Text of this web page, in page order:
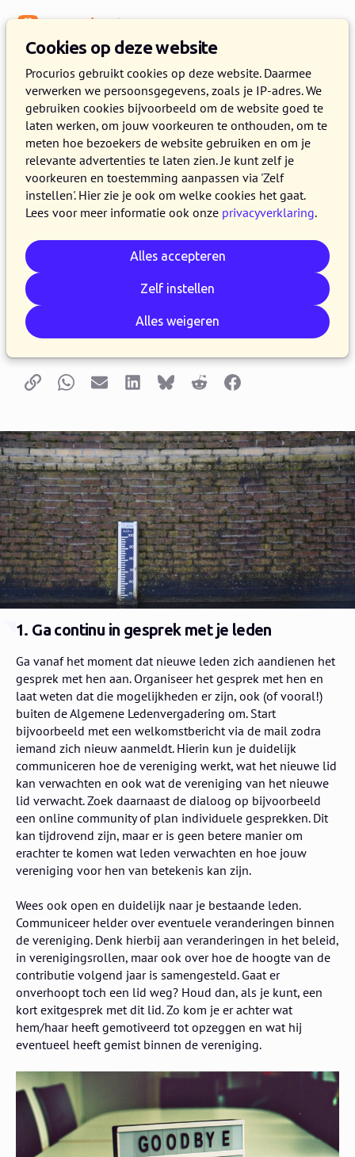
Cookies op deze website
Procurios gebruikt cookies op deze website. Daarmee
verwerken we persoonsgegevens, zoals je IP-adres. We
gebruiken cookies bijvoorbeeld om de website goed te
laten werken, om jouw voorkeuren te onthouden, om te
meten hoe bezoekers de website gebruiken en om je
relevante advertenties te laten zien. Je kunt zelf je
voorkeuren en toestemming aanpassen via 'Zelf
instellen'. Hier zie je ook om welke cookies het gaat.
Lees voor meer informatie ook onze privacyverklaring.
Alles accepteren
Zelf instellen
Alles weigeren
Digitale vereniging
5 tips om je ledenaantal op peil
te houden
13 OKTOBER 2021 PROCURIOS 9 MINUTEN LEZEN
Het is soms koffiedik kijken hoe je je
ledenaantal op peil moet houden. Vaak is
sprake van een mismatch tussen wat de
vereniging uitdraagt en waar leden behoefte
aan hebben. Met deze 5 tips blijf je in contact
met je leden en bouw je aan een strategie voor
ledenbehoud!
Kopieer linkWhatsappE-mailLinkedInBlueskyReddit Facebook
1. Ga continu in gesprek met je leden
​Ga vanaf het moment dat nieuwe leden zich aandienen het
gesprek met hen aan. Organiseer het gesprek met hen en
laat weten dat die mogelijkheden er zijn, ook (of vooral!)
buiten de Algemene Ledenvergadering om. Start
bijvoorbeeld met een welkomstbericht via de mail zodra
iemand zich nieuw aanmeldt. Hierin kun je duidelijk
communiceren hoe de vereniging werkt, wat het nieuwe lid
kan verwachten en ook wat de vereniging van het nieuwe
lid verwacht. Zoek daarnaast de dialoog op bijvoorbeeld
een online community of plan individuele gesprekken. Dit
kan tijdrovend zijn, maar er is geen betere manier om
erachter te komen wat leden verwachten en hoe jouw
vereniging voor hen van betekenis kan zijn.
Wees ook open en duidelijk naar je bestaande leden.
Communiceer helder over eventuele veranderingen binnen
de vereniging. Denk hierbij aan veranderingen in het beleid,
in verenigingsrollen, maar ook over hoe de hoogte van de
contributie volgend jaar is samengesteld. Gaat er
onverhoopt toch een lid weg? Houd dan, als je kunt, een
kort exitgesprek met dit lid. Zo kom je er achter wat
hem/haar heeft gemotiveerd tot opzeggen en wat hij
eventueel heeft gemist binnen de vereniging.